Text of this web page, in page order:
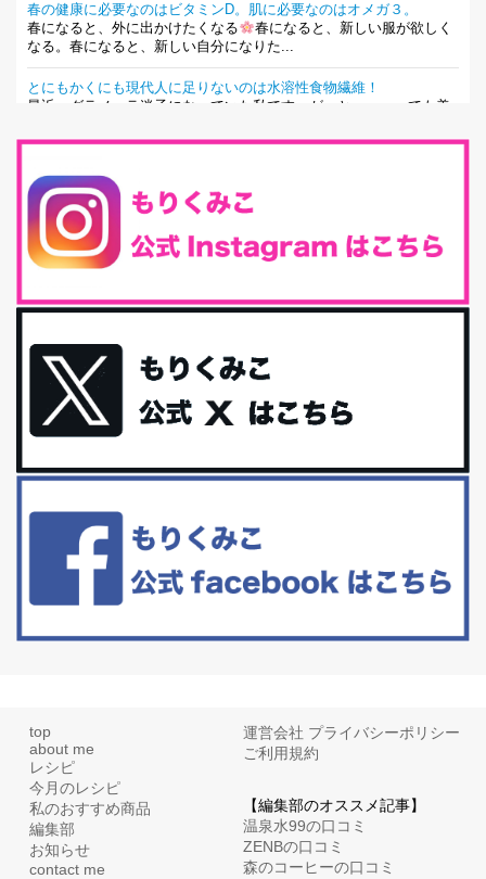
春の健康に必要なのはビタミンD。肌に必要なのはオメガ３。
春になると、外に出かけたくなる
春になると、新しい服が欲しく
なる。春になると、新しい自分になりた...
とにもかくにも現代人に足りないのは水溶性食物繊維！
最近、グラノーラ迷子になっていた私です。が、と〜〜〜っても美
腸内環境を整えることは、健康維持の中でいっちばん大事！だと私
は思っています。 ヒトの免...
iHerb特大セール終了間近！みんな何買う？
最近お風呂上がりの炭酸水をシリカシリカにしているんだけど確か
今回は、最近毎回定期的に購入している「楽天ふるさと納税」の返
礼品トップ５を紹介します。今までいろ...
更年期を穏やかに乗りきるために今できる５つのこと。
アラフィフからの体と心の整え方。 私も気づけばアラフィフ、これ
といった更年期症状はまだ...
白髪・美容・免疫力、現代人に足りないのは海藻！
リーブオイルorごま油をたらす。&n...
top
about me
レシピ
今月のレシピ
私のおすすめ商品
編集部
お知らせ
contact me
運営会社 プライバシーポリシー
ご利用規約
【編集部のオススメ記事】
温泉水99の口コミ
ZENBの口コミ
森のコーヒーの口コミ